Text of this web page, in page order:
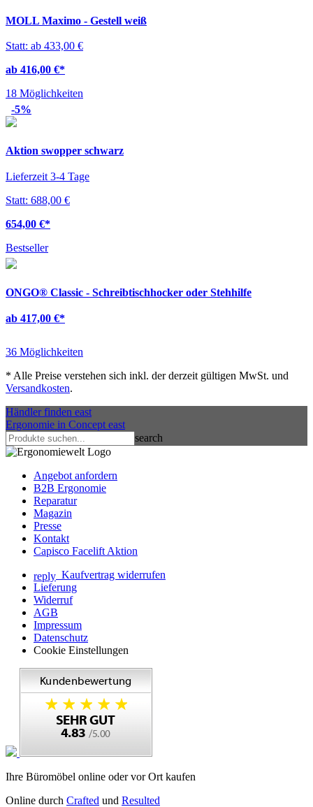
MOLL Maximo - Gestell weiß
Statt: ab 433,00 €
ab 416,00 €*
18 Möglichkeiten
-5%
Aktion swopper schwarz
Lieferzeit 3-4 Tage
Statt: 688,00 €
654,00 €*
Bestseller
ONGO® Classic - Schreibtischhocker oder Stehhilfe
ab 417,00 €*
36 Möglichkeiten
* Alle Preise verstehen sich inkl. der derzeit gültigen MwSt. und
Versandkosten.
Händler finden east
Ergonomie in Concept east
search
Angebot anfordern
B2B Ergonomie
Reparatur
Magazin
Presse
Kontakt
Capisco Facelift Aktion
reply Kaufvertrag widerrufen
Lieferung
Widerruf
AGB
Impressum
Datenschutz
Cookie Einstellungen
Ihre Büromöbel online oder vor Ort kaufen
Online durch Crafted und Resulted